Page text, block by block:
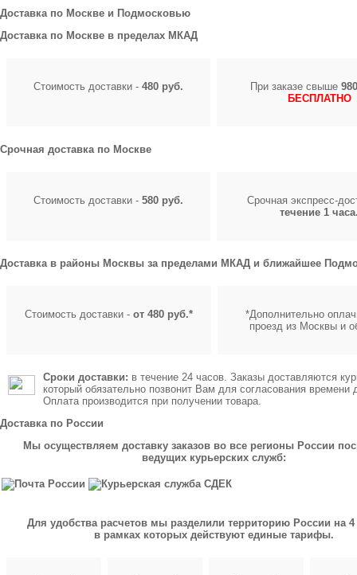
Доставка по Москве и Подмосковью
Доставка по Москве в пределах МКАД
Стоимость доставки - 480 руб. При заказе свыше
БЕСПЛАТНО
Срочная доставка по Москве
Стоимость доставки - 580 руб.
Срочная экспресс-
течение 1
Доставка в районы Москвы за пределами МКАД и ближайшее
Стоимость доставки - от 480 руб.*
*Дополнительно
проезд из Москвы и
Сроки доставки: в течение 24 часов. Заказы доставляются
который обязательно позвонит Вам для согласования времени
Оплата производится при получении товара.
Доставка по России
Мы осуществляем доставку заказов во все регионы России
ведущих курьерских служб:
Для удобства расчетов мы разделили территорию России на 4
в рамках которых действуют единые тарифы.